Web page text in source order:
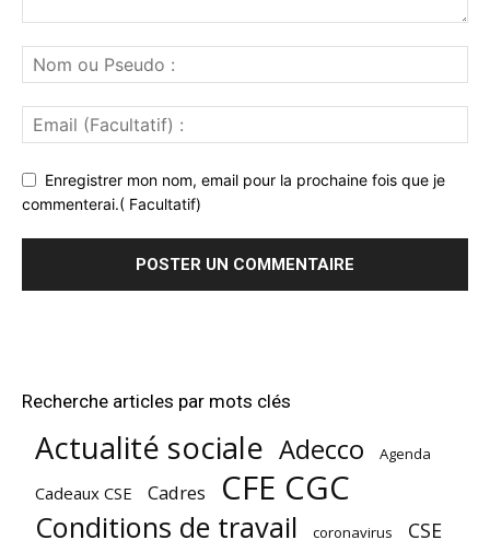
Enregistrer mon nom, email pour la prochaine fois que je
commenterai.( Facultatif)
Recherche articles par mots clés
Actualité sociale Adecco Agenda
Cadeaux CSE Cadres CFE CGC
Conditions de travail coronavirus CSE